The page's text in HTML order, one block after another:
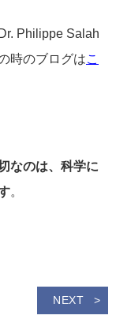
Philippe Salah
時のブログはこ
なのは、科学に
。
NEXT